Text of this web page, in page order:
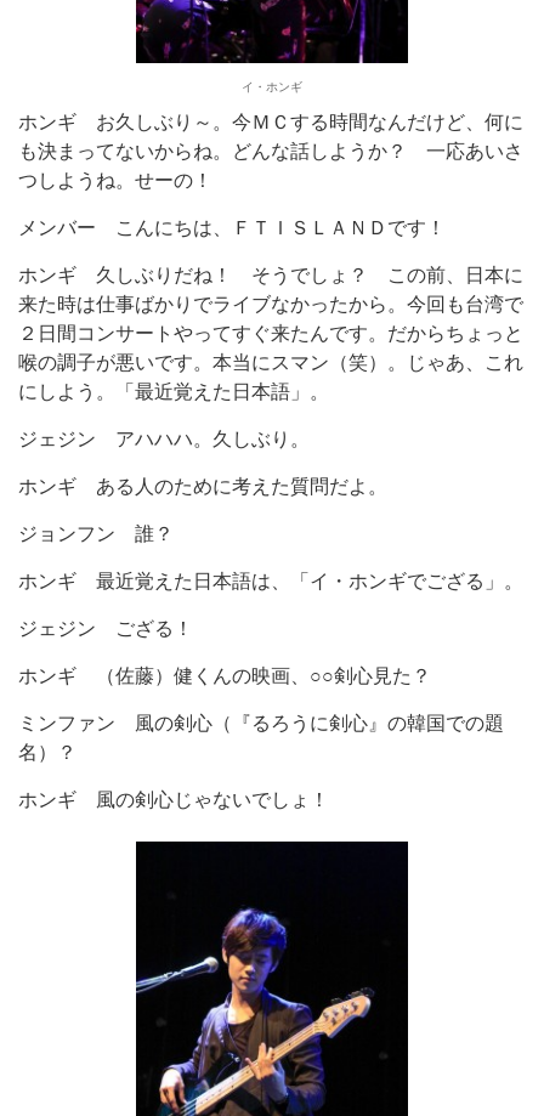
イ・ホンギ
ホンギ お久しぶり～。今ＭＣする時間なんだけど、何に
も決まってないからね。どんな話しようか？ 一応あいさ
つしようね。せーの！
メンバー こんにちは、ＦＴＩＳＬＡＮＤです！
ホンギ 久しぶりだね！ そうでしょ？ この前、日本に
来た時は仕事ばかりでライブなかったから。今回も台湾で
２日間コンサートやってすぐ来たんです。だからちょっと
喉の調子が悪いです。本当にスマン（笑）。じゃあ、これ
にしよう。「最近覚えた日本語」。
ジェジン アハハハ。久しぶり。
ホンギ ある人のために考えた質問だよ。
ジョンフン 誰？
ホンギ 最近覚えた日本語は、「イ・ホンギでござる」。
ジェジン ござる！
ホンギ （佐藤）健くんの映画、○○剣心見た？
ミンファン 風の剣心（『るろうに剣心』の韓国での題
名）？
ホンギ 風の剣心じゃないでしょ！